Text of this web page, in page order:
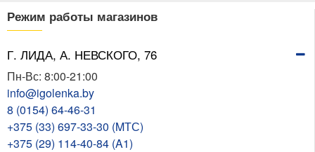
Режим работы магазинов
Г. ЛИДА, А. НЕВСКОГО, 76
Пн-Вс: 8:00-21:00
info@igolenka.by
8 (0154) 64-46-31
+375 (33) 697-33-30 (MТС)
+375 (29) 114-40-84 (A1)